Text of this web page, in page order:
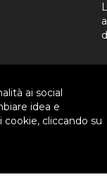
ai social
idea e
cliccando su